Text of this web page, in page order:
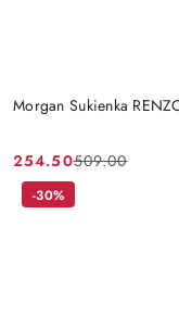
Morgan Sukienka
Cena
promocyjna:
254.50
Cena
przed
509.00
-30%